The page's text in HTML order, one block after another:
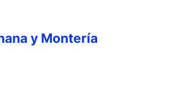
y Montería